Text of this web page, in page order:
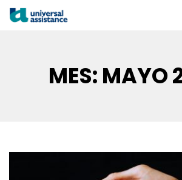
MES: MAYO